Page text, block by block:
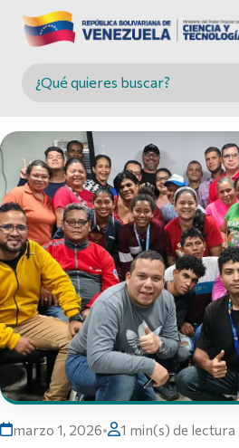
Buscar en MINCYT
marzo 1, 2026• 1 min(s) de lectura